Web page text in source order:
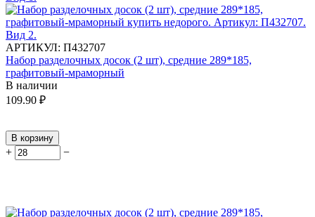
АРТИКУЛ: П432707
Набор разделочных досок (2 шт), средние 289*185,
графитовый-мраморный
В наличии
109.90 ₽
В корзину
+ −